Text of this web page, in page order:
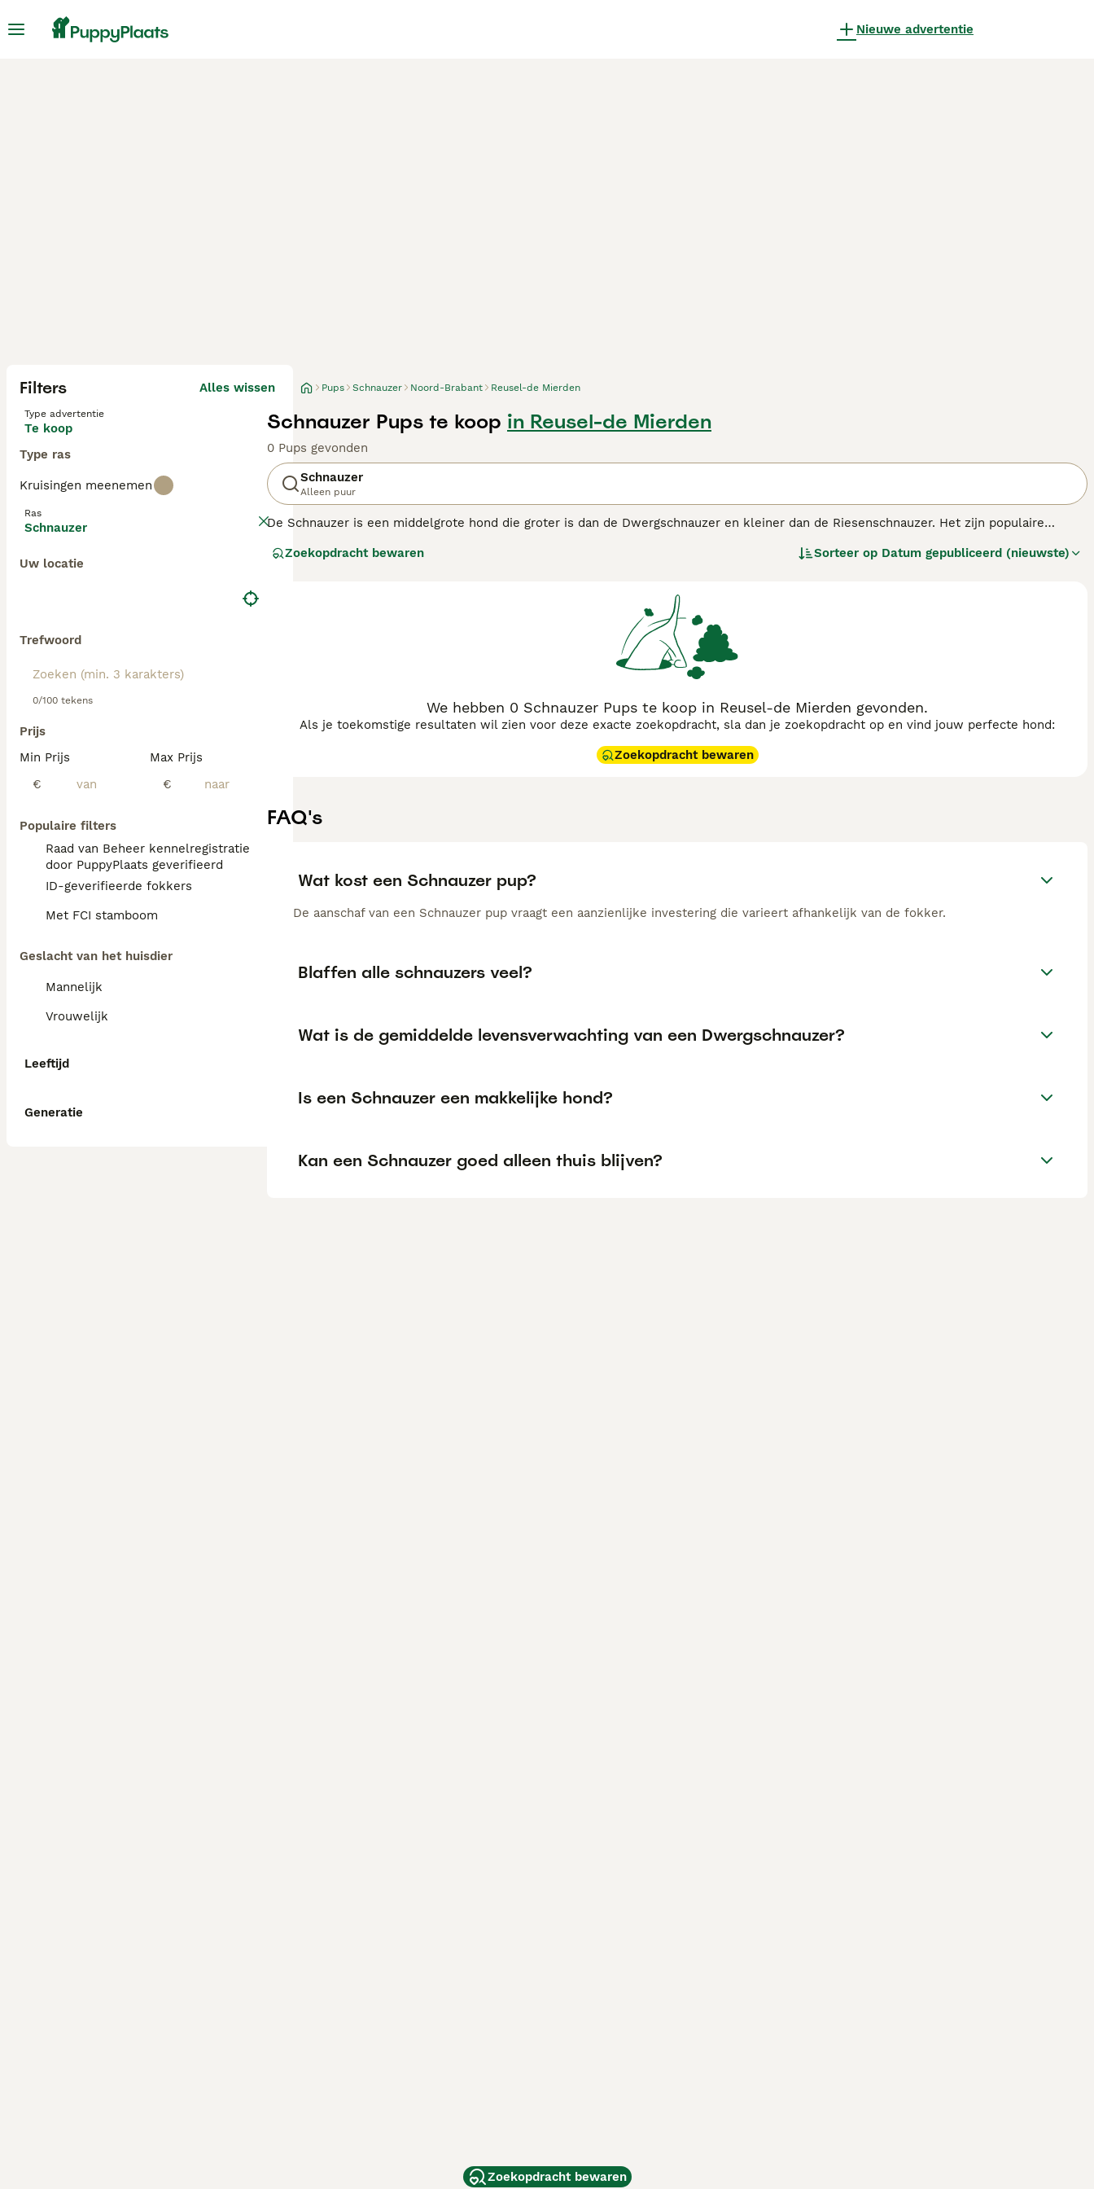
Nieuwe advertentie
Filters Alles wissen
Type advertentie
Te koop
Type ras
Kruisingen meenemen
Ras
Schnauzer
Uw locatie
Trefwoord
0/100 tekens
Prijs
Min Prijs
€
Max Prijs
€
Populaire filters
Raad van Beheer kennelregistratie
door PuppyPlaats geverifieerd
ID-geverifieerde fokkers
Met FCI stamboom
Geslacht van het huisdier
Mannelijk
Vrouwelijk
Leeftijd
Generatie
Pups Schnauzer Noord-Brabant Reusel-de Mierden
Schnauzer Pups te koop in Reusel-de Mierden
0 Pups gevonden
Schnauzer
Alleen puur
De Schnauzer is een middelgrote hond die groter is dan de Dwergschnauzer en kleiner dan de Riesenschnauzer. Het zijn populaire
Zoekopdracht bewaren Sorteer op Datum gepubliceerd (nieuwste)
We hebben 0 Schnauzer Pups te koop in Reusel-de Mierden gevonden.
Als je toekomstige resultaten wil zien voor deze exacte zoekopdracht, sla dan je zoekopdracht op en vind jouw perfecte hond:
Zoekopdracht bewaren
FAQ's
Wat kost een Schnauzer pup?
De aanschaf van een Schnauzer pup vraagt een aanzienlijke investering die varieert afhankelijk van de fokker.
Blaffen alle schnauzers veel?
Wat is de gemiddelde levensverwachting van een Dwergschnauzer?
Is een Schnauzer een makkelijke hond?
Kan een Schnauzer goed alleen thuis blijven?
Zoekopdracht bewaren